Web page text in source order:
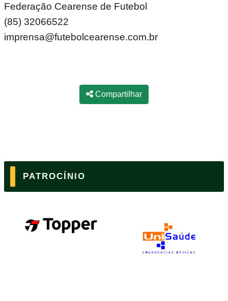
Federação Cearense de Futebol
(85) 32066522
imprensa@futebolcearense.com.br
Compartilhar
PATROCÍNIO